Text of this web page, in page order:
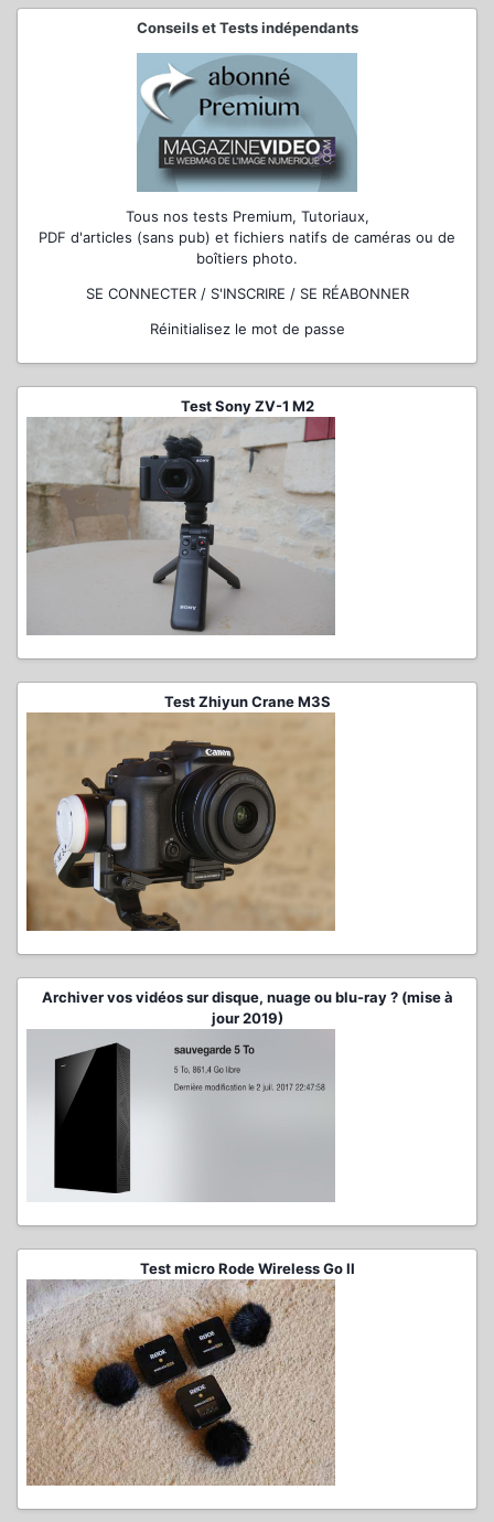
Conseils et Tests indépendants
Tous nos tests Premium, Tutoriaux,
PDF d'articles (sans pub) et fichiers natifs de caméras ou de
boîtiers photo.
SE CONNECTER / S'INSCRIRE / SE RÉABONNER
Réinitialisez le mot de passe
Test Sony ZV-1 M2
Test Zhiyun Crane M3S
Archiver vos vidéos sur disque, nuage ou blu-ray ? (mise à
jour 2019)
Test micro Rode Wireless Go II